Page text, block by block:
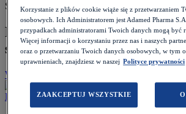
Szacowany czas czytania: 10 minut
Program szczepień
szczepionki są obowiązkowe
Wróć do listy
Lek. Katarzyna Gugała
Korzystanie z plików cookie wiąże się z przetwarzaniem
osobowych. Ich Administratorem jest Adamed Pharma
przypadkach administratorami Twoich danych mogą być
Więcej informacji o korzystaniu przez nas i naszych
oraz o przetwarzaniu Twoich danych osobowych, w tym
uprawnieniach, znajdziesz w naszej Polityce prywatności
ZAAKCEPTUJ WSZYSTKIE